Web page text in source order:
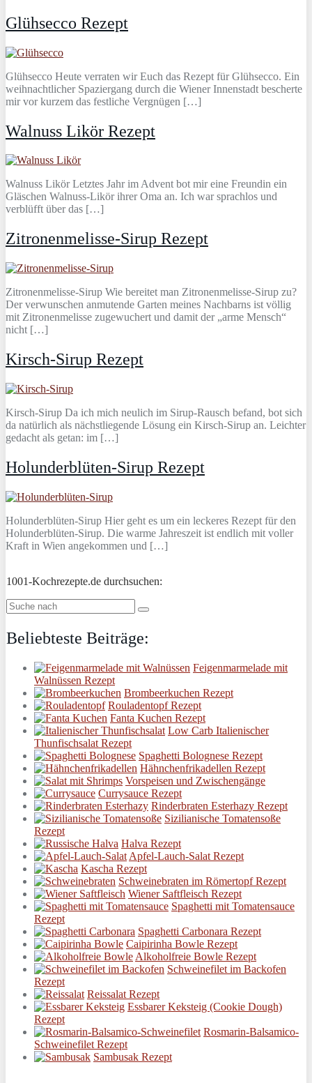
Glühsecco Rezept
Glühsecco Heute verraten wir Euch das Rezept für Glühsecco. Ein
weihnachtlicher Spaziergang durch die Wiener Innenstadt bescherte
mir vor kurzem das festliche Vergnügen […]
Walnuss Likör Rezept
Walnuss Likör Letztes Jahr im Advent bot mir eine Freundin ein
Gläschen Walnuss-Likör ihrer Oma an. Ich war sprachlos und
verblüfft über das […]
Zitronenmelisse-Sirup Rezept
Zitronenmelisse-Sirup Wie bereitet man Zitronenmelisse-Sirup zu?
Der verwunschen anmutende Garten meines Nachbarns ist völlig
mit Zitronenmelisse zugewuchert und damit der „arme Mensch“
nicht […]
Kirsch-Sirup Rezept
Kirsch-Sirup Da ich mich neulich im Sirup-Rausch befand, bot sich
da natürlich als nächstliegende Lösung ein Kirsch-Sirup an. Leichter
gedacht als getan: im […]
Holunderblüten-Sirup Rezept
Holunderblüten-Sirup Hier geht es um ein leckeres Rezept für den
Holunderblüten-Sirup. Die warme Jahreszeit ist endlich mit voller
Kraft in Wien angekommen und […]
1001-Kochrezepte.de durchsuchen:
Beliebteste Beiträge:
Feigenmarmelade mit
Walnüssen Rezept
Brombeerkuchen Rezept
Rouladentopf Rezept
Fanta Kuchen Rezept
Low Carb Italienischer
Thunfischsalat Rezept
Spaghetti Bolognese Rezept
Hähnchenfrikadellen Rezept
Vorspeisen und Zwischengänge
Currysauce Rezept
Rinderbraten Esterhazy Rezept
Sizilianische Tomatensoße
Rezept
Halva Rezept
Apfel-Lauch-Salat Rezept
Kascha Rezept
Schweinebraten im Römertopf Rezept
Wiener Saftfleisch Rezept
Spaghetti mit Tomatensauce
Rezept
Spaghetti Carbonara Rezept
Caipirinha Bowle Rezept
Alkoholfreie Bowle Rezept
Schweinefilet im Backofen
Rezept
Reissalat Rezept
Essbarer Keksteig (Cookie Dough)
Rezept
Rosmarin-Balsamico-
Schweinefilet Rezept
Sambusak Rezept